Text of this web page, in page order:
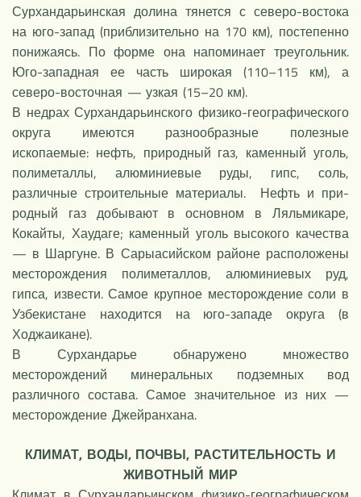
Сурхандарьинская долина тянется с северо-востока
на юго-запад (приблизительно на 170 км), постепенно
понижаясь. По форме она напоминает треугольник.
Юго-западная ее часть широкая (110–115 км), а
северо-восточная — узкая (15–20 км).
В недрах Сурхандарьинского физико-географического
округа имеются разнообразные полезные
ископаемые: нефть, природный газ, каменный уголь,
полиметаллы, алюминиевые руды, гипс, соль,
различные строительные материалы. Нефть и при-
родный газ добывают в основном в Ляльмикаре,
Кокайты, Хаудаге; каменный уголь высокого качества
— в Шаргуне. В Сарыасийском районе расположены
месторождения полиметаллов, алюминиевых руд,
гипса, извести. Самое крупное месторождение соли в
Узбекистане находится на юго-западе округа (в
Ходжаикане).
В Сурхандарье обнаружено множество
месторождений минеральных подземных вод
различного состава. Самое значительное из них —
месторождение Джейранхана.
КЛИМАТ, ВОДЫ, ПОЧВЫ, РАСТИТЕЛЬНОСТЬ И
ЖИВОТНЫЙ МИР